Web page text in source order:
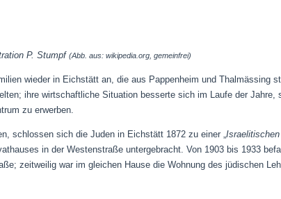
P. Stumpf (Abb. aus: wikipedia.org, gemeinfrei)
wieder in Eichstätt an, die aus Pappenheim und Thalmässing
ihre wirtschaftliche Situation besserte sich im Laufe der Jahre,
zu erwerben.
schlossen sich die Juden in Eichstätt 1872 zu einer „Israelitischen
in der Westenstraße untergebracht. Von 1903 bis 1933
zeitweilig war im gleichen Hause die Wohnung des jüdischen